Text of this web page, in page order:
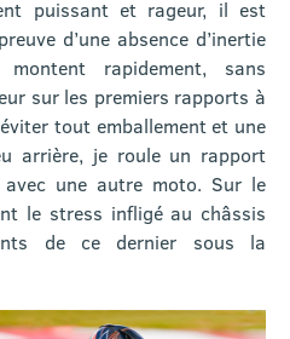
puissant et rageur, il est
d’une absence d’inertie
rapidement, sans
sur les premiers rapports à
tout emballement et une
arrière, je roule un rapport
une autre moto. Sur le
le stress infligé au châssis
de ce dernier sous la